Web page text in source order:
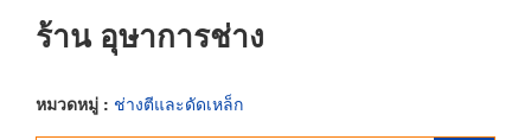
ร้าน อุษาการช่าง
หมวดหมู่ : ช่างตีและดัดเหล็ก